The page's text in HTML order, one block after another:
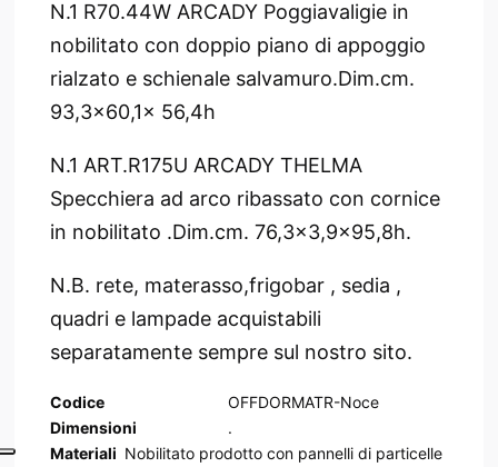
N.1 R70.44W ARCADY Poggiavaligie in
nobilitato con doppio piano di appoggio
rialzato e schienale salvamuro.Dim.cm.
93,3x60,1x 56,4h
N.1 ART.R175U ARCADY THELMA
Specchiera ad arco ribassato con cornice
in nobilitato .Dim.cm. 76,3x3,9x95,8h.
N.B. rete, materasso,frigobar , sedia ,
quadri e lampade acquistabili
separatamente sempre sul nostro sito.
Codice
OFFDORMATR-Noce
Dimensioni
.
Materiali Nobilitato prodotto con pannelli di particelle